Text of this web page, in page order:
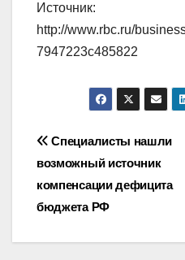
Источник:
http://www.rbc.ru/
7947223c485822
Навигация
по
записям
Специалисты нашли
возможный источник
компенсации дефицита
бюджета РФ